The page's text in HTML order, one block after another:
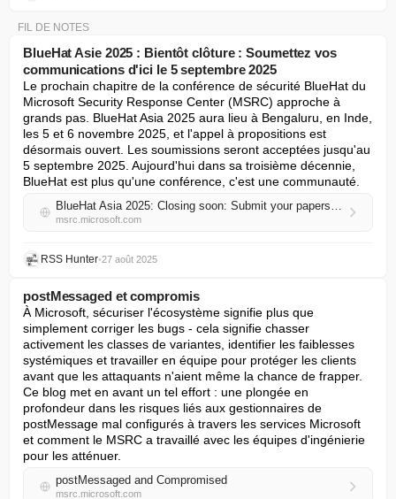
FIL DE NOTES
BlueHat Asie 2025 : Bientôt clôture : Soumettez vos
communications d'ici le 5 septembre 2025
Le prochain chapitre de la conférence de sécurité BlueHat du
Microsoft Security Response Center (MSRC) approche à
grands pas. BlueHat Asia 2025 aura lieu à Bengaluru, en Inde,
les 5 et 6 novembre 2025, et l'appel à propositions est
désormais ouvert. Les soumissions seront acceptées jusqu'au
5 septembre 2025. Aujourd'hui dans sa troisième décennie,
BlueHat est plus qu'une conférence, c'est une communauté.
BlueHat Asia 2025: Closing soon: Submit your papers by September 5, 2025
msrc.microsoft.com
RSS Hunter•27 août 2025
postMessaged et compromis
À Microsoft, sécuriser l'écosystème signifie plus que
simplement corriger les bugs - cela signifie chasser
activement les classes de variantes, identifier les faiblesses
systémiques et travailler en équipe pour protéger les clients
avant que les attaquants n'aient même la chance de frapper.
Ce blog met en avant un tel effort : une plongée en
profondeur dans les risques liés aux gestionnaires de
postMessage mal configurés à travers les services Microsoft
et comment le MSRC a travaillé avec les équipes d'ingénierie
pour les atténuer.
postMessaged and Compromised
msrc.microsoft.com